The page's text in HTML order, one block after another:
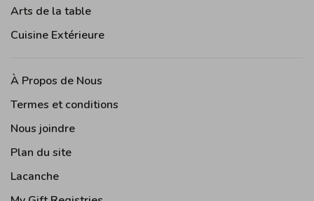
Arts de la table
Cuisine Extérieure
À Propos de Nous
Termes et conditions
Nous joindre
Plan du site
Lacanche